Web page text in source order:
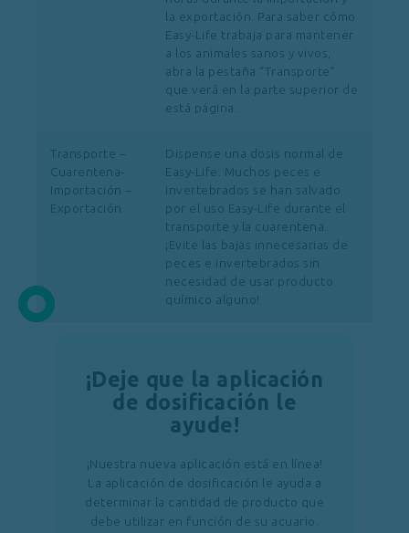
la exportación. Para saber cómo
Easy-Life trabaja para mantener
a los animales sanos y vivos,
abra la pestaña “Transporte”
que verá en la parte superior de
está página.
Transporte –
Cuarentena-
Importación –
Exportación
Dispense una dosis normal de
Easy-Life. Muchos peces e
invertebrados se han salvado
por el uso Easy-Life durante el
transporte y la cuarentena.
¡Evite las bajas innecesarias de
peces e invertebrados sin
necesidad de usar producto
químico alguno!
¡Deje que la aplicación
de dosificación le
ayude!
¡Nuestra nueva aplicación está en línea!
La aplicación de dosificación le ayuda a
determinar la cantidad de producto que
debe utilizar en función de su acuario.